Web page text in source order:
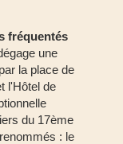
fréquentés
une
la place de
l'Hôtel de
du 17ème
: le